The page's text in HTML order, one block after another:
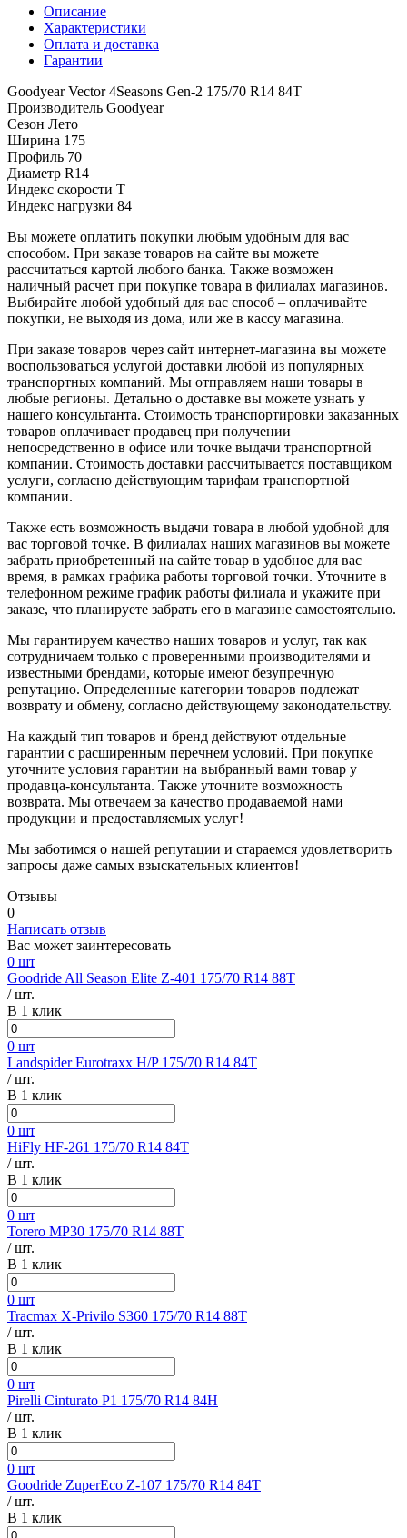
Описание
Характеристики
Оплата и доставка
Гарантии
Goodyear Vector 4Seasons Gen-2 175/70 R14 84T
Производитель Goodyear
Сезон Лето
Ширина 175
Профиль 70
Диаметр R14
Индекс скорости T
Индекс нагрузки 84
Вы можете оплатить покупки любым удобным для вас
способом. При заказе товаров на сайте вы можете
рассчитаться картой любого банка. Также возможен
наличный расчет при покупке товара в филиалах магазинов.
Выбирайте любой удобный для вас способ – оплачивайте
покупки, не выходя из дома, или же в кассу магазина.
При заказе товаров через сайт интернет-магазина вы можете
воспользоваться услугой доставки любой из популярных
транспортных компаний. Мы отправляем наши товары в
любые регионы. Детально о доставке вы можете узнать у
нашего консультанта. Стоимость транспортировки заказанных
товаров оплачивает продавец при получении
непосредственно в офисе или точке выдачи транспортной
компании. Стоимость доставки рассчитывается поставщиком
услуги, согласно действующим тарифам транспортной
компании.
Также есть возможность выдачи товара в любой удобной для
вас торговой точке. В филиалах наших магазинов вы можете
забрать приобретенный на сайте товар в удобное для вас
время, в рамках графика работы торговой точки. Уточните в
телефонном режиме график работы филиала и укажите при
заказе, что планируете забрать его в магазине самостоятельно.
Мы гарантируем качество наших товаров и услуг, так как
сотрудничаем только с проверенными производителями и
известными брендами, которые имеют безупречную
репутацию. Определенные категории товаров подлежат
возврату и обмену, согласно действующему законодательству.
На каждый тип товаров и бренд действуют отдельные
гарантии с расширенным перечнем условий. При покупке
уточните условия гарантии на выбранный вами товар у
продавца-консультанта. Также уточните возможность
возврата. Мы отвечаем за качество продаваемой нами
продукции и предоставляемых услуг!
Мы заботимся о нашей репутации и стараемся удовлетворить
запросы даже самых взыскательных клиентов!
Отзывы
0
Написать отзыв
Вас может заинтересовать
0 шт
Goodride All Season Elite Z-401 175/70 R14 88T
/ шт.
В 1 клик
0 шт
Landspider Eurotraxx H/P 175/70 R14 84T
/ шт.
В 1 клик
0 шт
HiFly HF-261 175/70 R14 84T
/ шт.
В 1 клик
0 шт
Torero MP30 175/70 R14 88T
/ шт.
В 1 клик
0 шт
Tracmax X-Privilo S360 175/70 R14 88T
/ шт.
В 1 клик
0 шт
Pirelli Cinturato P1 175/70 R14 84H
/ шт.
В 1 клик
0 шт
Goodride ZuperEco Z-107 175/70 R14 84T
/ шт.
В 1 клик